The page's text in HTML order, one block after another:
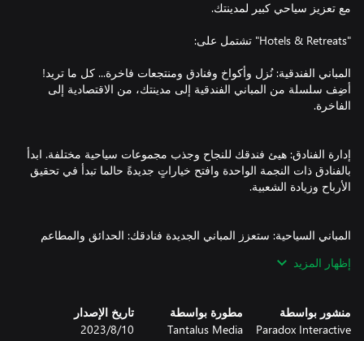
المباني الفندقية: نُزل وأكواخ وفنادق ومنتجعات فاخرة... كل ما تريد!
أضِف سلسلة من المباني الفندقية إلى مدينتك، من الاقتصادية إلى
إدارة الفنادق: هيئ فندقك للنجاح وجذب مجموعات سياحية مختلفة. ابدأ
بالفنادق ذات النجمة الواحدة وافتح خياراتٍ جديدةً حالما تبدأ في تحقيق
المباني السياحية: ستعزز المباني الجديدة فنادقك: الحدائق والمطاعم
خرائط مستوحاة من أوروبا، وخريطة استوائية واحدة، وخريطة معتدلة
إظهار المزيد
منشور بواسطة
Paradox Interactive
مطورة بواسطة
Tantalus Media
تاريخ الإصدار
10‏/8‏/2023